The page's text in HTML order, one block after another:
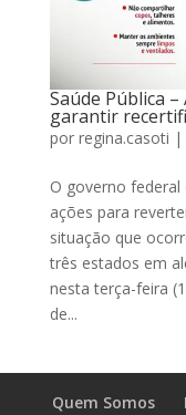
Saúde Pública
garantir
por regina.casoti |
O governo
ações para
situação que
três estados em
nesta terça-feira
de...
Quem Somos